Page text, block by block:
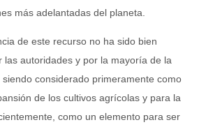
más adelantadas del planeta.
de este recurso no ha sido bien
las autoridades y por la mayoría de la
considerado primeramente como
de los cultivos agrícolas y para la
como un elemento para ser